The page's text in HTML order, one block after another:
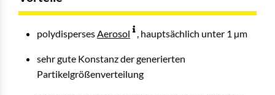
polydispersesAerosol , hauptsächlich unter 1 µm
sehr gute Konstanz der generierten
Partikelgrößenverteilung